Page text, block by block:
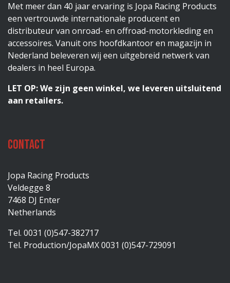
Met meer dan 40 jaar ervaring is Jopa Racing Products
een vertrouwde internationale producent en
distributeur van onroad- en offroad-motorkleding en
accessoires. Vanuit ons hoofdkantoor en magazijn in
Nederland beleveren wij een uitgebreid netwerk van
dealers in heel Europa.
LET OP: We zijn geen winkel, we leveren uitsluitend
aan retailers.
Contact
Jopa Racing Products
Veldegge 8
7468 DJ Enter
Netherlands
Tel. 0031 (0)547-382717
Tel. Production/JopaMX 0031 (0)547-729091